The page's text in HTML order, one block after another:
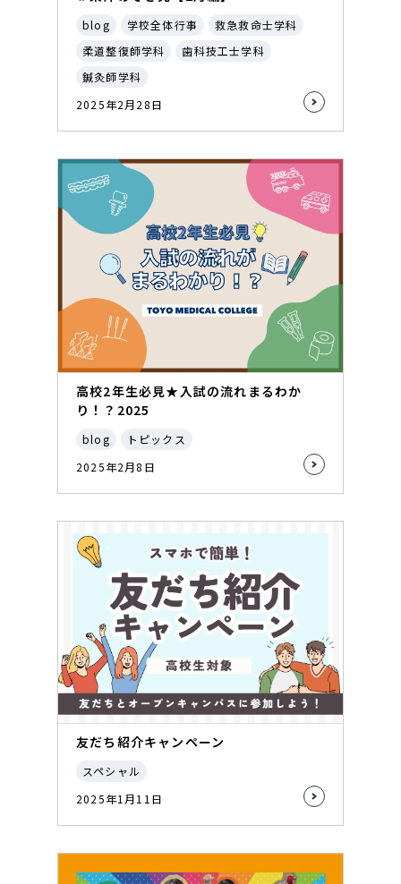
blog 学校全体行事
救急救命士学科
柔道整復師学科
歯科技工士学科
鍼灸師学科
2025年2月28日
高校2年生必見★入試の流れまるわか
り！？2025
blog
トピックス
2025年2月8日
友だち紹介キャンペーン
スペシャル
2025年1月11日